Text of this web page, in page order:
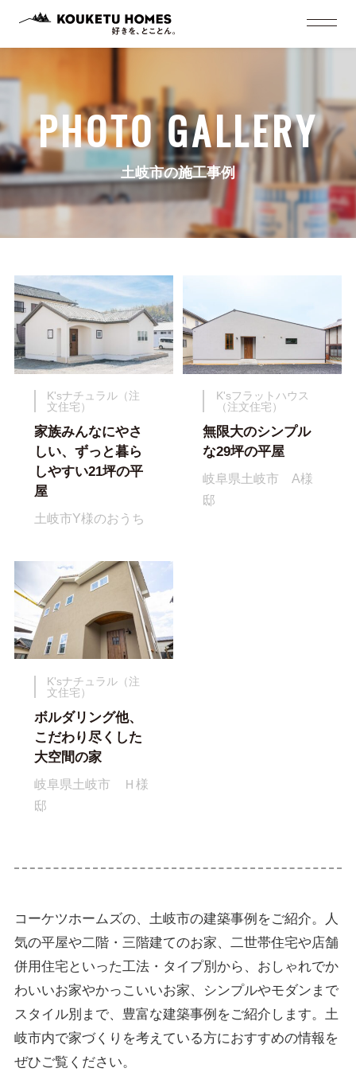
PHOTO GALLERY
土岐市の施工事例
K'sナチュラル（注
文住宅）
家族みんなにやさ
しい、ずっと暮ら
しやすい21坪の平
屋
土岐市Y様のおうち
K'sフラットハウス
（注文住宅）
無限大のシンプル
な29坪の平屋
岐阜県土岐市 A様
邸
K'sナチュラル（注
文住宅）
ボルダリング他、
こだわり尽くした
大空間の家
岐阜県土岐市 Ｈ様
邸
コーケツホームズの、土岐市の建築事例をご紹介。人
気の平屋や二階・三階建てのお家、二世帯住宅や店舗
併用住宅といった工法・タイプ別から、おしゃれでか
わいいお家やかっこいいお家、シンプルやモダンまで
スタイル別まで、豊富な建築事例をご紹介します。土
岐市内で家づくりを考えている方におすすめの情報を
ぜひご覧ください。